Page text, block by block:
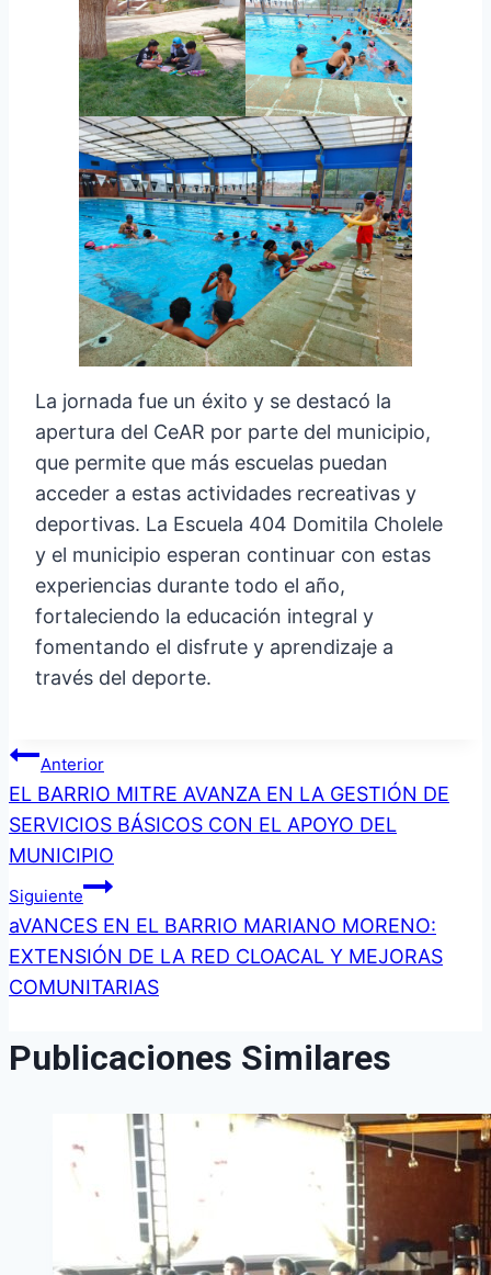
La jornada fue un éxito y se destacó la
apertura del CeAR por parte del municipio,
que permite que más escuelas puedan
acceder a estas actividades recreativas y
deportivas. La Escuela 404 Domitila Cholele
y el municipio esperan continuar con estas
experiencias durante todo el año,
fortaleciendo la educación integral y
fomentando el disfrute y aprendizaje a
través del deporte.
Navegación
de
entradas
Anterior
EL BARRIO MITRE AVANZA EN LA GESTIÓN DE
SERVICIOS BÁSICOS CON EL APOYO DEL
MUNICIPIO
Siguiente
aVANCES EN EL BARRIO MARIANO MORENO:
EXTENSIÓN DE LA RED CLOACAL Y MEJORAS
COMUNITARIAS
Publicaciones Similares